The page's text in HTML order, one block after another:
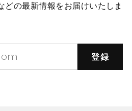
とう林檎のネックレス E00573
どの最新情報をお届けいたしま
登録